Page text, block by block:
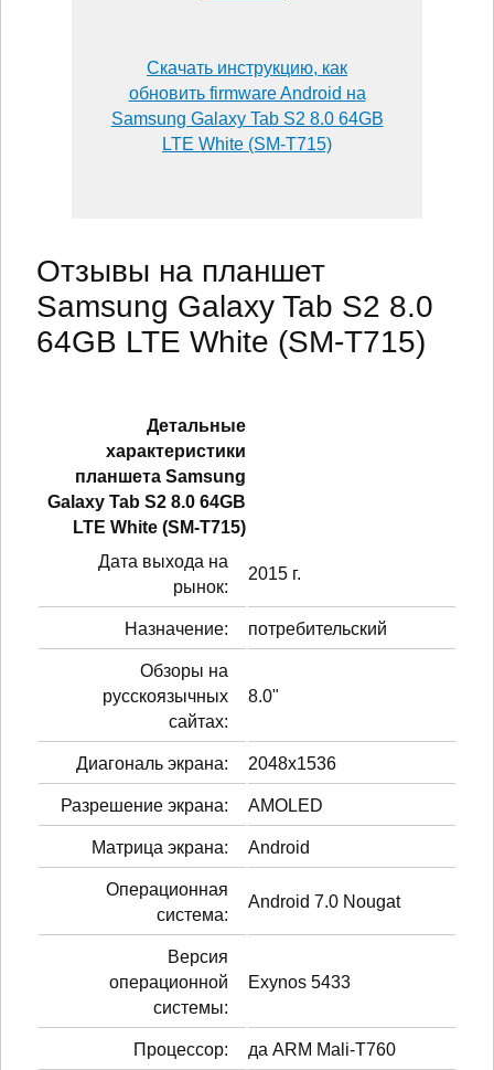
Скачать инструкцию, как
обновить firmware Android на
Samsung Galaxy Tab S2 8.0 64GB
LTE White (SM-T715)
Отзывы на планшет
Samsung Galaxy Tab S2 8.0
64GB LTE White (SM-T715)
Детальные
характеристики
планшетa Samsung
Galaxy Tab S2 8.0 64GB
LTE White (SM-T715)
Дата выхода на
рынок:
2015 г.
Назначение: потребительский
Обзоры на
русскоязычных
сайтах:
8.0"
Диагональ экрана: 2048x1536
Разрешение экрана: AMOLED
Матрица экрана: Android
Операционная
система:
Android 7.0 Nougat
Версия
операционной
системы:
Exynos 5433
Процессор: да ARM Mali-T760